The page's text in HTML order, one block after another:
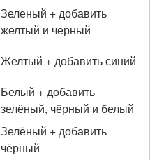
Зеленый + добавить
желтый и черный
Желтый + добавить синий
Белый + добавить
зелёный, чёрный и белый
Зелёный + добавить
чёрный